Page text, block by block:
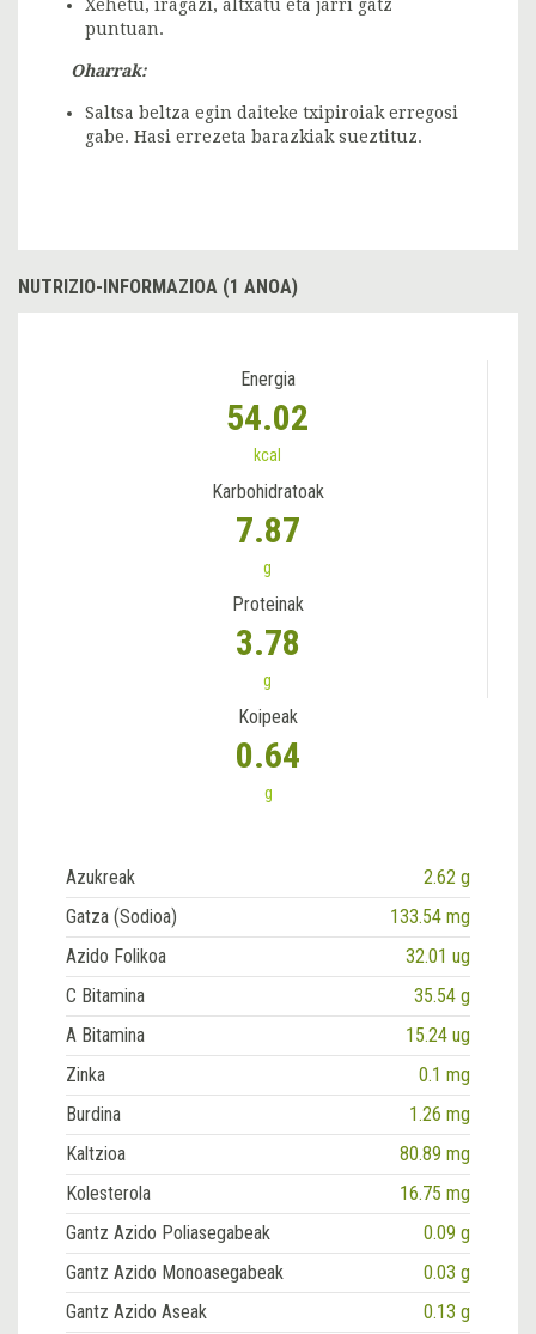
Xehetu, iragazi, altxatu eta jarri gatz
puntuan.
Oharrak:
Saltsa beltza egin daiteke txipiroiak erregosi
gabe. Hasi errezeta barazkiak sueztituz.
NUTRIZIO-INFORMAZIOA (1 ANOA)
Energia
54.02
kcal
Karbohidratoak
7.87
g
Proteinak
3.78
g
Koipeak
0.64
g
Azukreak
2.62 g
Gatza (Sodioa)
133.54 mg
Azido Folikoa
32.01 ug
C Bitamina
35.54 g
A Bitamina
15.24 ug
Zinka
0.1 mg
Burdina
1.26 mg
Kaltzioa
80.89 mg
Kolesterola
16.75 mg
Gantz Azido Poliasegabeak
0.09 g
Gantz Azido Monoasegabeak
0.03 g
Gantz Azido Aseak
0.13 g